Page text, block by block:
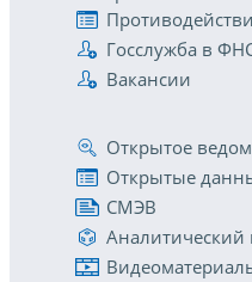
Госслужба в
Вакансии
Открытое
Открытые
СМЭВ
Аналитический